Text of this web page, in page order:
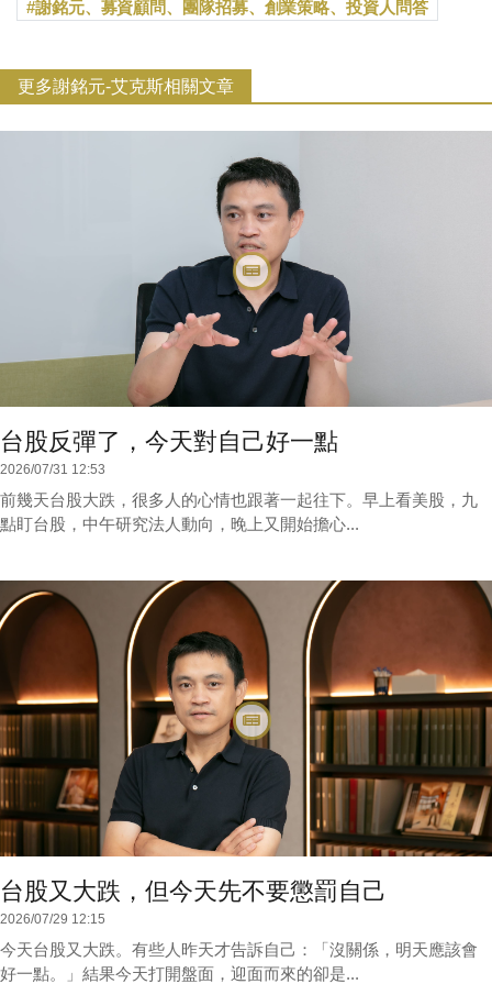
謝銘元、募資顧問、團隊招募、創業策略、投資人問答
更多謝銘元-艾克斯相關文章
台股反彈了，今天對自己好一點
2026/07/31 12:53
前幾天台股大跌，很多人的心情也跟著一起往下。早上看美股，九
點盯台股，中午研究法人動向，晚上又開始擔心...
台股又大跌，但今天先不要懲罰自己
2026/07/29 12:15
今天台股又大跌。有些人昨天才告訴自己：「沒關係，明天應該會
好一點。」結果今天打開盤面，迎面而來的卻是...